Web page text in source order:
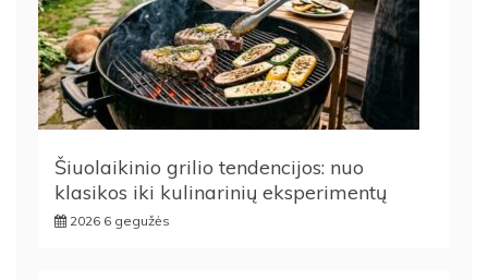
Šiuolaikinio grilio tendencijos: nuo
klasikos iki kulinarinių eksperimentų
2026 6 gegužės